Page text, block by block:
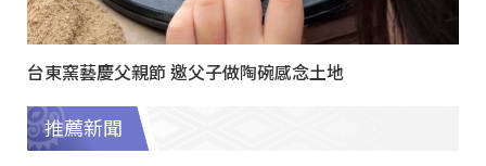
台東窯藝慶父親節 邀父子做陶碗感念土地
推薦新聞